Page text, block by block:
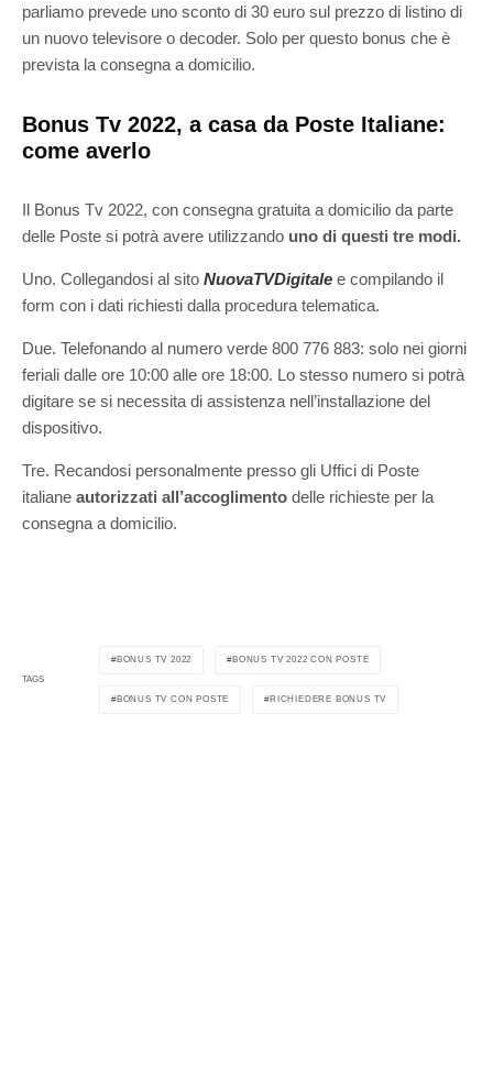
parliamo prevede uno sconto di 30 euro sul prezzo di listino di
un nuovo televisore o decoder. Solo per questo bonus che è
prevista la consegna a domicilio.
Bonus Tv 2022, a casa da Poste Italiane:
come averlo
Il Bonus Tv 2022, con consegna gratuita a domicilio da parte
delle Poste si potrà avere utilizzando uno di questi tre modi.
Uno. Collegandosi al sito NuovaTVDigitale e compilando il
form con i dati richiesti dalla procedura telematica.
Due. Telefonando al numero verde 800 776 883: solo nei giorni
feriali dalle ore 10:00 alle ore 18:00. Lo stesso numero si potrà
digitare se si necessita di assistenza nell’installazione del
dispositivo.
Tre. Recandosi personalmente presso gli Uffici di Poste
italiane autorizzati all’accoglimento delle richieste per la
consegna a domicilio.
TAGS
BONUS TV 2022 BONUS TV 2022 CON POSTE
BONUS TV CON POSTE RICHIEDERE BONUS TV